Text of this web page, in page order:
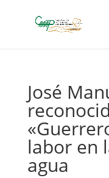
José
labor en
agua